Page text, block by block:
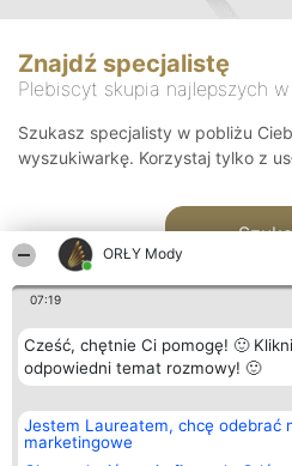
ORŁY Mody
07:19
Cześć, chętnie Ci pomogę! 🙂
odpowiedni temat rozmowy! 🙂
Jestem Laureatem, chcę odebrać
marketingowe
Znajdź specjalistę
Plebiscyt skupia najlepszych
Szukasz specjalisty w pobliżu
wyszukiwarkę. Korzystaj tylko z
Organizator plebiscytu
Bright Side Solutions sp. z o.
o. sp. k.
ul. Ruska 22
Plebiscyt
Laureaci
wszystkich